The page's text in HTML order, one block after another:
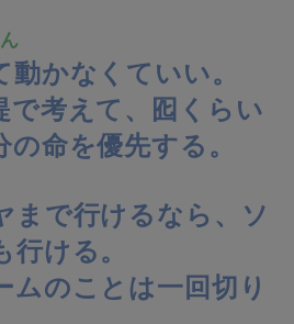
かなくていい。
で考えて、囮くらい
命を優先する。
まで行けるなら、ソ
行ける。
ムのことは一回切り